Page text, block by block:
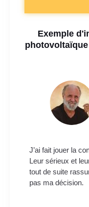
Exemple
J’ai fait jouer la
Leur sérieux et
tout de suite
pas ma décision.